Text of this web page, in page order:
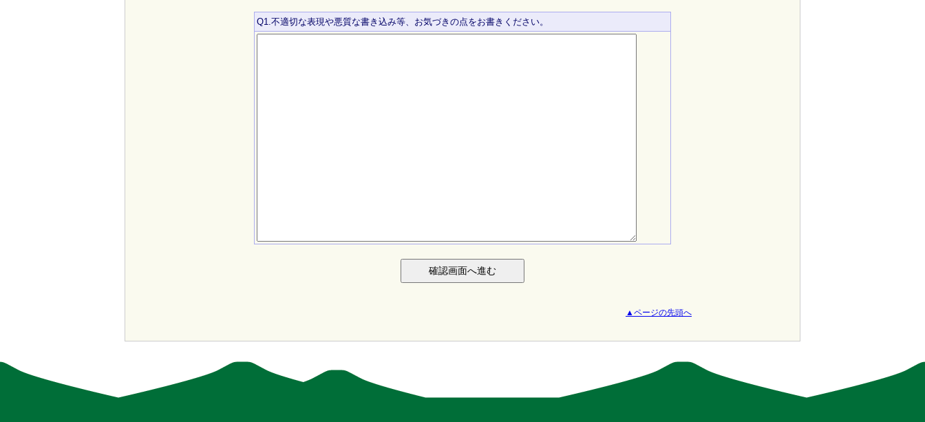
Q1.不適切な表現や悪質な書き込み等、お気づきの点をお書きください。
▲ページの先頭へ